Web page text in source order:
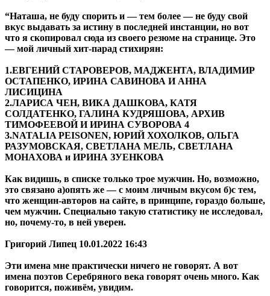
“Наташа, не буду спорить и — тем более — не буду свой
вкус выдавать за истину в последней инстанции, но вот
что я скопировал сюда из своего резюме на странице. Это
— мой личный хит-парад стихирян:
1.ЕВГЕНИЙ СТАРОВЕРОВ, МАДЖЕНТА, ВЛАДИМИР
ОСТАПЕНКО, ИРИНА САВИНОВА И АННА
ЛИСИЦИНА
2.ЛАРИСА ЧЕН, ВИКА ДАШКОВА, КАТЯ
СОЛДАТЕНКО, ГАЛИНА КУДРЯШОВА, АРХИВ
ТИМОФЕЕВОЙ И ИРИНА СУВОРОВА 4
3.NATALIA PEISONEN, ЮРИЙ ХОХОЛКОВ, ОЛЬГА
РАЗУМОВСКАЯ, СВЕТЛАНА МЕЛЬ, СВЕТЛАНА
МОНАХОВА и ИРИНА ЗУЕНКОВА
Как видишь, в списке только трое мужчин. Но, возможно,
это связано а)опять же — с моим личным вкусом б)с тем,
что женщин-авторов на сайте, в принципе, гораздо больше,
чем мужчин. Специально такую статистику не исследовал,
но, почему-то, в ней уверен.
Григорий Липец 10.01.2022 16:43
Эти имена мне практически ничего не говорят. А вот
имена поэтов Серебряного века говорят очень много. Как
говорится, поживём, увидим.